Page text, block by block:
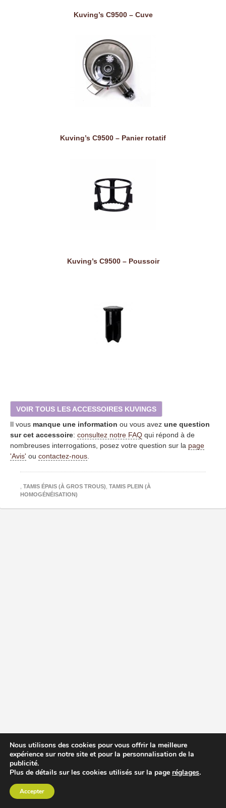
Kuving’s C9500 – Cuve
Kuving’s C9500 – Panier rotatif
Kuving’s C9500 – Poussoir
VOIR TOUS LES ACCESSOIRES KUVINGS
Il vous manque une information ou vous avez une question
sur cet accessoire: consultez notre FAQ qui répond à de
nombreuses interrogations, posez votre question sur la page
'Avis' ou contactez-nous
TAMIS ÉPAIS (À GROS TROUS) TAMIS PLEIN (À
HOMOGÉNÉISATION)
Nous utilisons des cookies pour vous offrir la meilleure
expérience sur notre site et pour la personnalisation de la
publicité.
Plus de détails sur les cookies utilisés sur la page réglages.
Accepter